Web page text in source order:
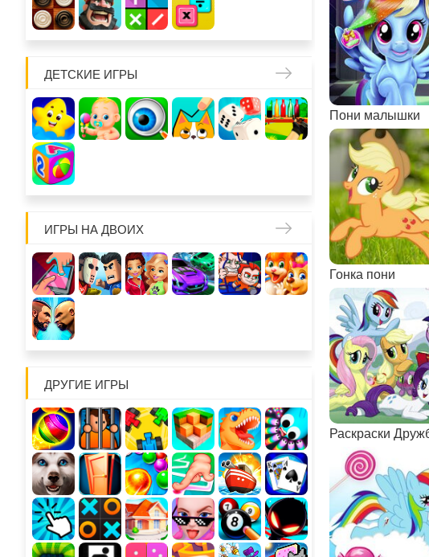
ДЕТСКИЕ ИГРЫ
ИГРЫ НА ДВОИХ
ДРУГИЕ ИГРЫ
Пони малышки
Гонка пони